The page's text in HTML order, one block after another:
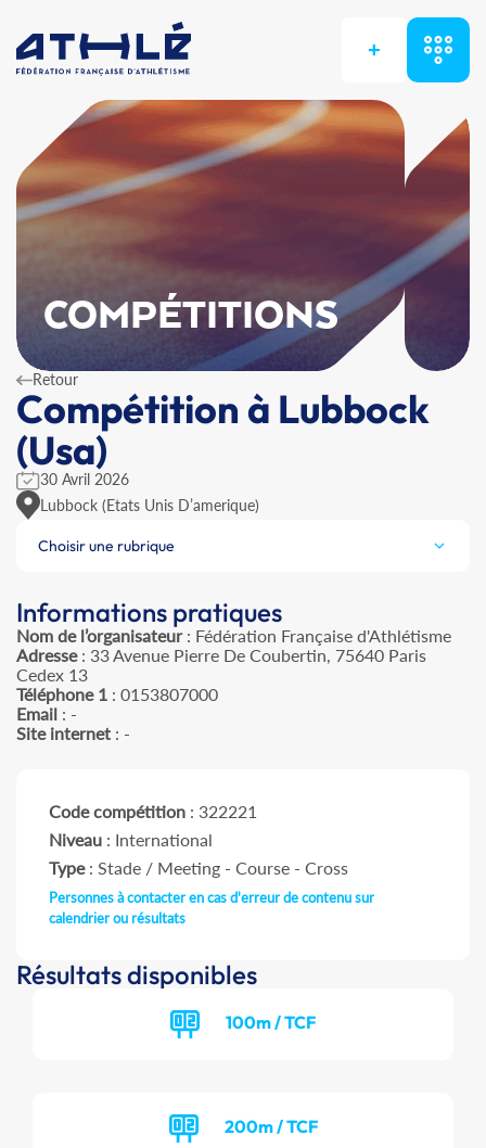
+
COMPÉTITIONS
Retour
Compétition à Lubbock
(Usa)
30 Avril 2026
Lubbock (Etats Unis D’amerique)
Choisir une rubrique
Informations pratiques
Nom de l’organisateur: Fédération Française d'Athlétisme
Adresse: 33 Avenue Pierre De Coubertin, 75640 Paris
Cedex 13
Téléphone 1 : 0153807000
Email : -
Site internet : -
Code compétition : 322221
Niveau : International
Type: Stade / Meeting - Course - Cross
Personnes à contacter en cas d'erreur de contenu sur
calendrier ou résultats
Résultats disponibles
100m / TCF
200m / TCF